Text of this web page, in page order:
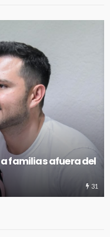
familias afuera del
31